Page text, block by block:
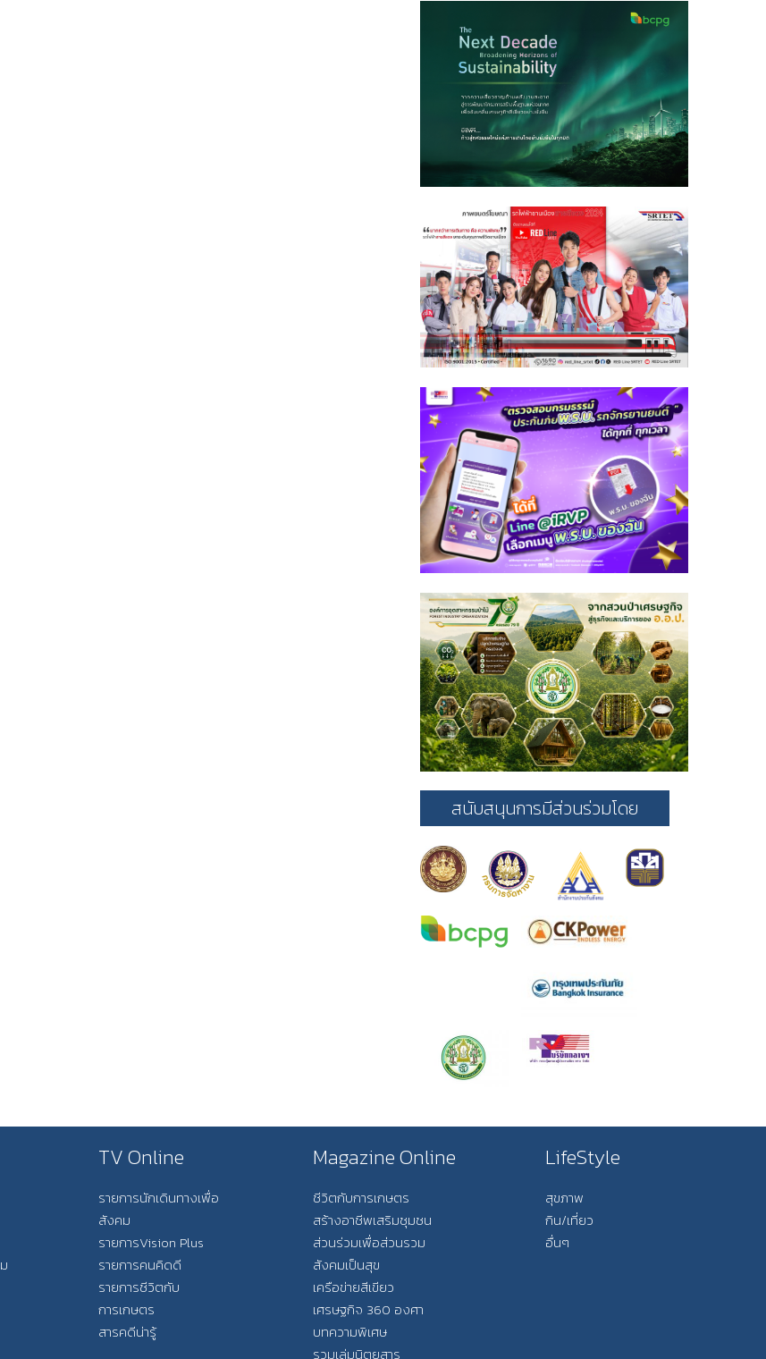
สนับสนุนการมีส่วนร่วมโดย
TV Online
รายการนักเดินทางเพื่อ
สังคม
รายการVision Plus
รายการคนคิดดี
รายการชีวิตกับ
การเกษตร
สารคดีน่ารู้
Magazine Online
ชีวิตกับการเกษตร
สร้างอาชีพเสริมชุมชน
ส่วนร่วมเพื่อส่วนรวม
สังคมเป็นสุข
เครือข่ายสีเขียว
เศรษฐกิจ 360 องศา
บทความพิเศษ
รวมเล่มนิตยสาร
LifeStyle
สุขภาพ
กิน/เที่ยว
อื่นๆ